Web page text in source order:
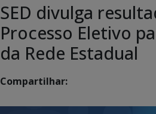
SED divulga
Processo Eletivo
da Rede Estadual
Compartilhar: